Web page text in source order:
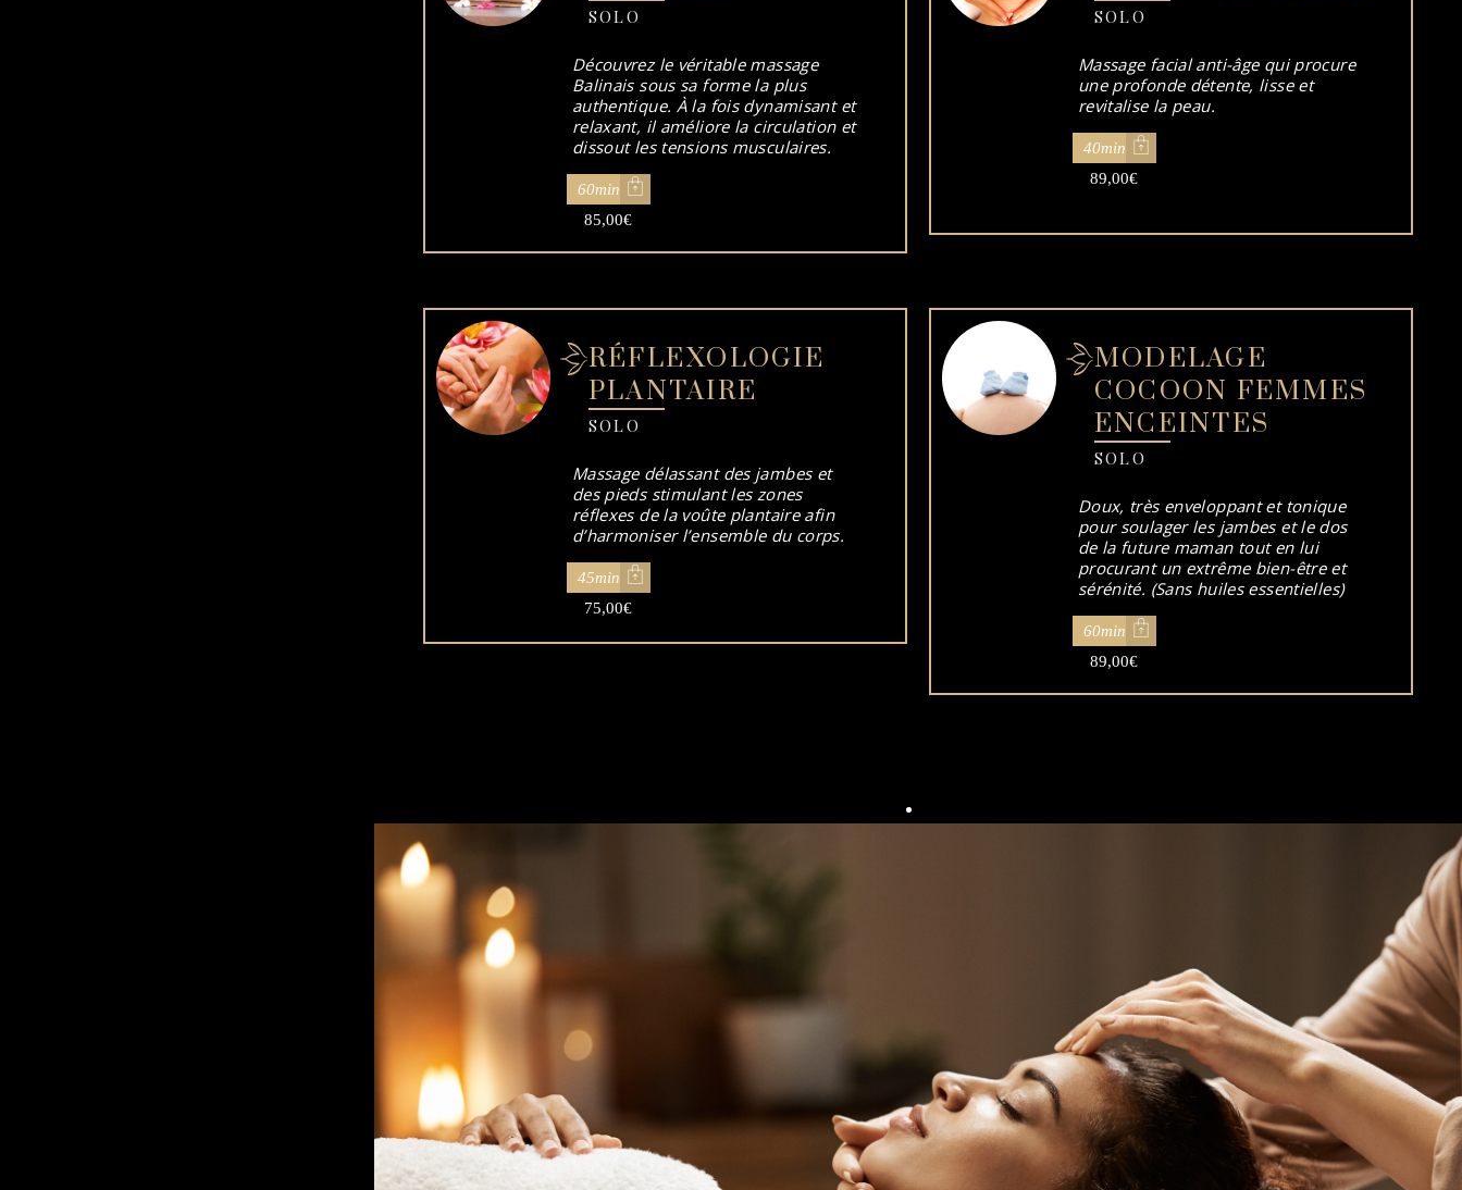
SOLO
Découvrez le véritable massage
Balinais sous sa forme la plus
authentique. À la fois dynamisant et
relaxant, il améliore la circulation et
dissout les tensions musculaires.
60min
85,00€
SOLO
Massage facial anti-âge qui procure
une profonde détente, lisse et
revitalise la peau.
40min
89,00€
RÉFLEXOLOGIE
PLANTAIRE
SOLO
Massage délassant des jambes et
des pieds stimulant les zones
réflexes de la voûte plantaire afin
d’harmoniser l’ensemble du corps.
45min
75,00€
MODELAGE
COCOON FEMMES
ENCEINTES
SOLO
Doux, très enveloppant et tonique
pour soulager les jambes et le dos
de la future maman tout en lui
procurant un extrême bien-être et
sérénité. (Sans huiles essentielles)
60min
89,00€